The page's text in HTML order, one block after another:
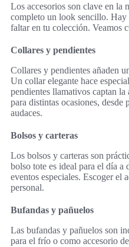
Los accesorios son clave en la
completo un look sencillo. Hay
faltar en tu colección. Veamos
Collares y pendientes
Collares y pendientes añaden
Un collar elegante hace
pendientes llamativos captan
para distintas ocasiones, desde
audaces.
Bolsos y carteras
Los bolsos y carteras son
bolso tote es ideal para el día a
eventos especiales. Escoger el
personal.
Bufandas y pañuelos
Las bufandas y pañuelos son
para el frío o como accesorio